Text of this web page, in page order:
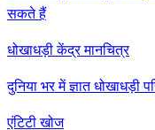
सकते हैं
धोखाधड़ी केंद्र मानचित्र
दुनिया भर में ज्ञात धोखाधड़ी
एंटिटी खोज